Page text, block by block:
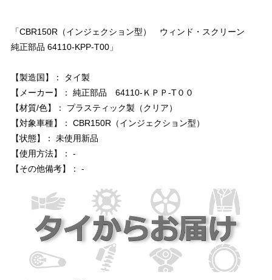
「CBR150R（インジェクション型） ウィンド・スクリーン
純正部品 64110-KPP-T00」
【製造国】： タイ製
【メーカー】： 純正部品 64110-ＫＰＰ-T００
【材質/色】： プラスティック製（クリア）
【対象車種】： CBR150R（インジェクション型）
【状態】： 未使用新品
【使用方法】： -
【その他備考】： -